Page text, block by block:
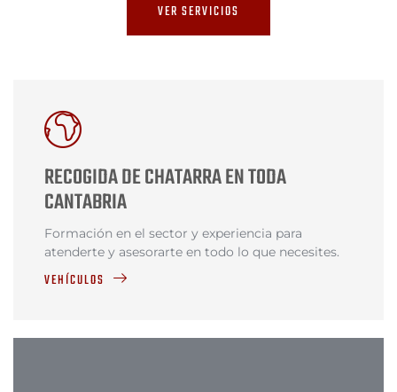
VER SERVICIOS
RECOGIDA DE CHATARRA EN TODA
CANTABRIA
Formación en el sector y experiencia para
atenderte y asesorarte en todo lo que necesites.
VEHÍCULOS